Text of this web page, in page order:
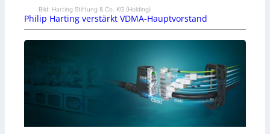
Bild: Harting Stiftung & Co. KG (Holding)
Philip Harting verstärkt VDMA-Hauptvorstand